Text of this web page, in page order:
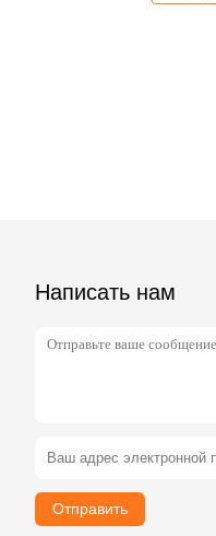
Написать нам
Отправить